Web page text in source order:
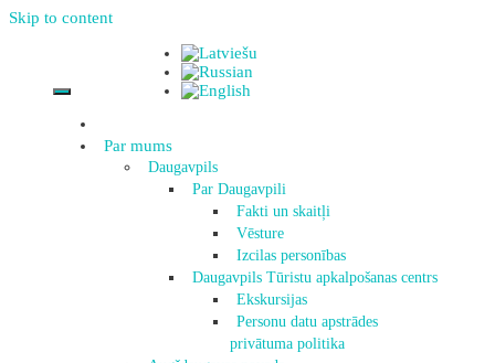
Skip to content
Par mums
Daugavpils
Par Daugavpili
Fakti un skaitļi
Vēsture
Izcilas personības
Daugavpils Tūristu apkalpošanas centrs
Ekskursijas
Personu datu apstrādes
privātuma politika